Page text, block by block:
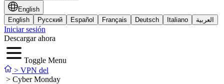
English
English
Русский Español Français Deutsch Italiano العربية
Iniciar sesión
Descargar ahora
Toggle Menu
> VPN del
> Cyber Monday